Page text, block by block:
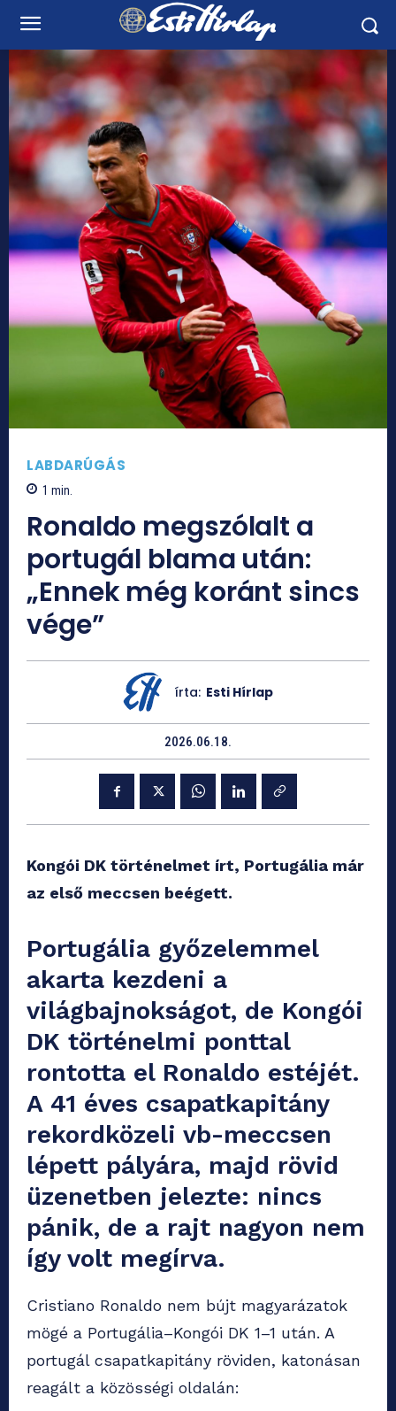
LABDARÚGÁS
1 min.
Ronaldo megszólalt a
portugál blama után:
„Ennek még koránt sincs
vége”
írta: Esti Hírlap
2026.06.18.
Kongói DK történelmet írt, Portugália már
az első meccsen beégett.
Portugália győzelemmel
akarta kezdeni a
világbajnokságot, de Kongói
DK történelmi ponttal
rontotta el Ronaldo estéjét.
A 41 éves csapatkapitány
rekordközeli vb-meccsen
lépett pályára, majd rövid
üzenetben jelezte: nincs
pánik, de a rajt nagyon nem
így volt megírva.
Cristiano Ronaldo nem bújt magyarázatok
mögé a Portugália–Kongói DK 1–1 után. A
portugál csapatkapitány röviden, katonásan
reagált a közösségi oldalán: